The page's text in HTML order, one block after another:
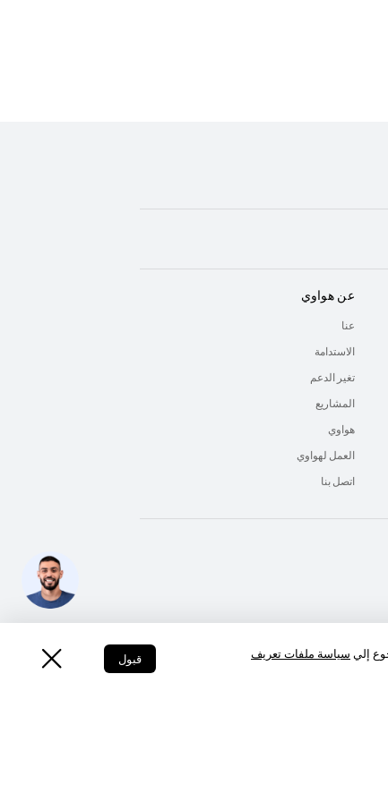
إلي سياسة ملفات تعريف
قبول
عن هواوي
عنا
الاستدامة
تغير الدعم
المشاريع
هواوي
العمل لهواوي
اتصل بنا
Egypt - اللغة العربية Egypt - English